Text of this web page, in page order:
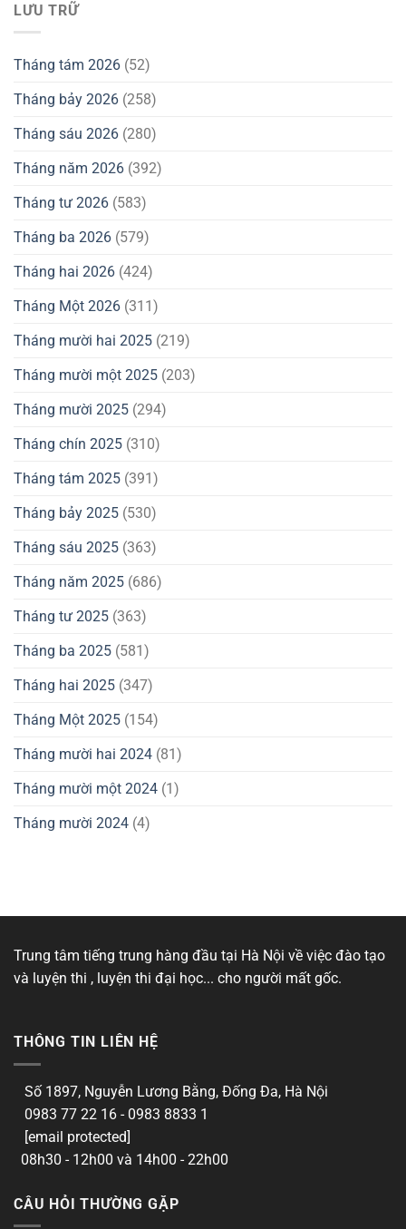
LƯU TRỮ
Tháng tám 2026 (52)
Tháng bảy 2026 (258)
Tháng sáu 2026 (280)
Tháng năm 2026 (392)
Tháng tư 2026 (583)
Tháng ba 2026 (579)
Tháng hai 2026 (424)
Tháng Một 2026 (311)
Tháng mười hai 2025 (219)
Tháng mười một 2025 (203)
Tháng mười 2025 (294)
Tháng chín 2025 (310)
Tháng tám 2025 (391)
Tháng bảy 2025 (530)
Tháng sáu 2025 (363)
Tháng năm 2025 (686)
Tháng tư 2025 (363)
Tháng ba 2025 (581)
Tháng hai 2025 (347)
Tháng Một 2025 (154)
Tháng mười hai 2024 (81)
Tháng mười một 2024 (1)
Tháng mười 2024 (4)
Trung tâm tiếng trung hàng đầu tại Hà Nội về việc đào tạo
và luyện thi , luyện thi đại học... cho người mất gốc.
THÔNG TIN LIÊN HỆ
Số 1897, Nguyễn Lương Bằng, Đống Đa, Hà Nội
0983 77 22 16 - 0983 8833 1
[email protected]
08h30 - 12h00 và 14h00 - 22h00
CÂU HỎI THƯỜNG GẶP